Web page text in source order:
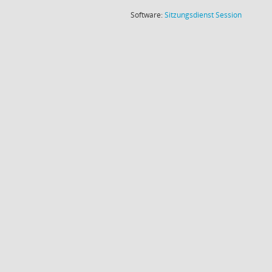
Software:SitzungsdienstSession(Wird in